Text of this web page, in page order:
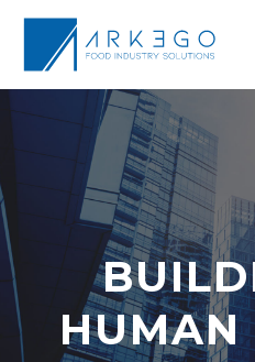
HUMAN